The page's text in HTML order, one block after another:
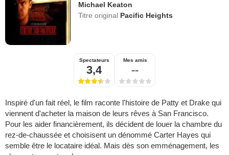
Michael Keaton
Titre original Pacific Heights
Spectateurs
3,4
Mes amis
--
Inspiré d'un fait réel, le film raconte l'histoire de Patty et Drake qui
viennent d'acheter la maison de leurs rêves à San Francisco.
Pour les aider financièrement, ils décident de louer la chambre du
rez-de-chaussée et choisisent un dénommé Carter Hayes qui
semble être le locataire idéal. Mais dès son emménagement, les